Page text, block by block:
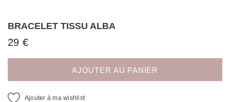
BRACELET TISSU ALBA
29 €
Ajouter à ma wishlist